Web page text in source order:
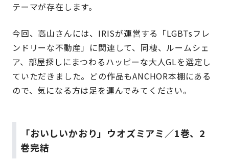
テーマが存在します。
今回、高山さんには、IRISが運営する「LGBTsフレ
ンドリーな不動産」に関連して、同棲、ルームシェ
ア、部屋探しにまつわるハッピーな大人GLを選定し
ていただきました。どの作品もANCHOR本棚にある
ので、気になる方は足を運んでみてください。
「おいしいかおり」ウオズミアミ／1巻、2
巻完結